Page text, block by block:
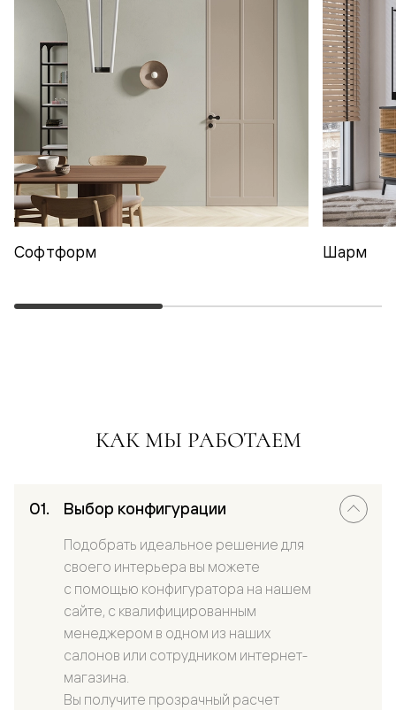
Софтформ Шарм
КАК МЫ РАБОТАЕМ
Выбор конфигурации
Подобрать идеальное решение для
своего интерьера вы можете
с помощью конфигуратора на нашем
сайте, с квалифицированным
менеджером в одном из наших
салонов или сотрудником интернет-
магазина.
Вы получите прозрачный расчет